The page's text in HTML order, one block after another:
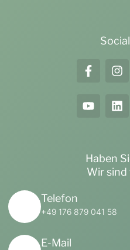
Haben
Wir sind
Telefon
+49 176 879 041 58
E-Mail